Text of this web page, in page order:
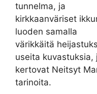
tunnelma, ja
kirkkaanväriset
luoden samalla
värikkäitä
useita kuvastuksia,
kertovat Neitsyt
tarinoita.